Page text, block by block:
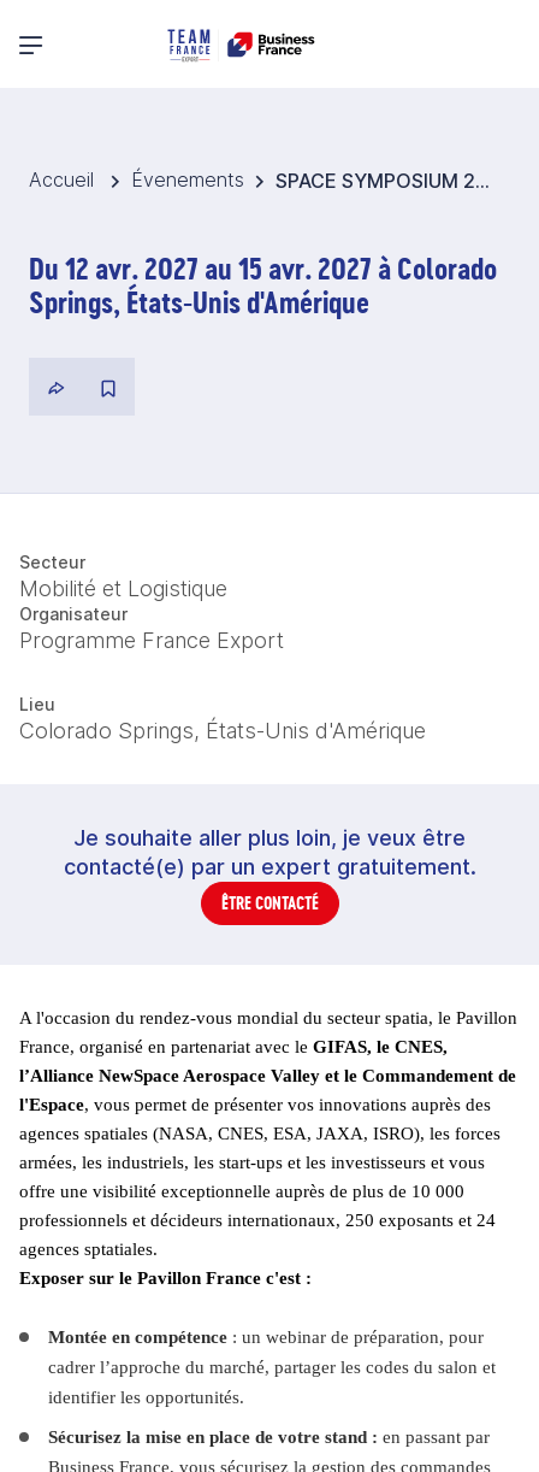
Menu principal
Accueil Évenements SPACE SYMPOSIUM 2027 - Pavillon France Spatial - Etats-Unis
Du 12 avr. 2027 au 15 avr. 2027 à Colorado
Springs, États-Unis d'Amérique
Secteur
Mobilité et Logistique
Organisateur
Programme France Export
Lieu
Colorado Springs, États-Unis d'Amérique
Je souhaite aller plus loin, je veux être
contacté(e) par un expert gratuitement.
ÊTRE CONTACTÉ
A l'occasion du rendez-vous mondial du secteur spatia, le Pavillon
France, organisé en partenariat avec le GIFAS, le CNES,
l’Alliance NewSpace Aerospace Valley et le Commandement de
l'Espace, vous permet de présenter vos innovations auprès des
agences spatiales (NASA, CNES, ESA, JAXA, ISRO), les forces
armées, les industriels, les start-ups et les investisseurs et vous
offre une visibilité exceptionnelle auprès de plus de 10 000
professionnels et décideurs internationaux, 250 exposants et 24
agences sptatiales.
Exposer sur le Pavillon France c'est :
Montée en compétence : un webinar de préparation, pour
cadrer l’approche du marché, partager les codes du salon et
identifier les opportunités.
Sécurisez la mise en place de votre stand : en passant par
Business France, vous sécurisez la gestion des commandes